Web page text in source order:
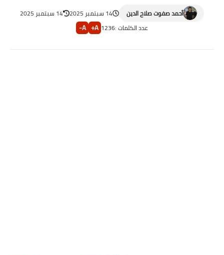
أحمد صفوت صلاح الدين 14 سبتمبر 2025
14 سبتمبر 2025
عدد الكلمات :1236
A+
A-